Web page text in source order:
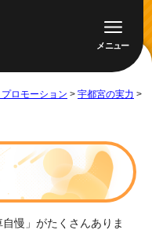
メニュー
ロモーション > 宇都宮の実力 >
慢」がたくさんありま